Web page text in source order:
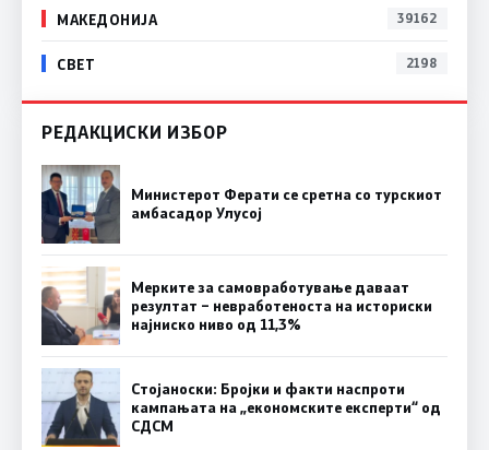
МАКЕДОНИЈА 39162
СВЕТ 2198
РЕДАКЦИСКИ ИЗБОР
Министерот Ферати се сретна со турскиот
амбасадор Улусој
Мерките за самовработување даваат
резултат – невработеноста на историски
најниско ниво од 11,3%
Стојаноски: Бројки и факти наспроти
кампањата на „економските експерти“ од
СДСM